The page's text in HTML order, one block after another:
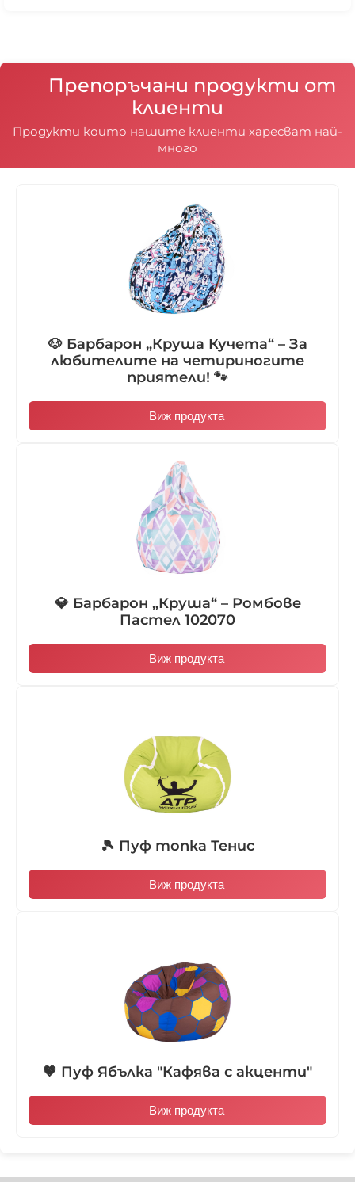
Препоръчани продукти от
клиенти
Продукти които нашите клиенти харесват най-
много
🐶 Барбарон „Круша Кучета“ – За
любителите на четириногите
приятели! 🐾
Виж продукта
💎 Барбарон „Круша“ – Ромбове
Пастел 102070
Виж продукта
🎾 Пуф топка Тенис
Виж продукта
🤎 Пуф Ябълка "Кафява с акценти"
Виж продукта